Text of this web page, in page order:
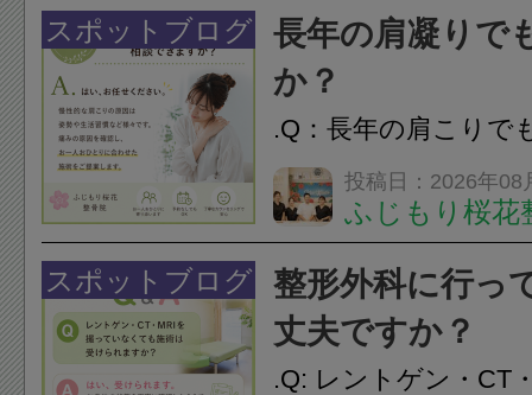
脱毛
スポットブログ
長年の肩凝りで
か？
.Q：長年の肩こりで
か？A：はい、お任
性的な肩こりの原因
慣など様々です。痛
し、お一人おひとり
をご提案します。.#
投稿日：2026年08
ふじもり桜花
スポットブログ
整形外科に行っ
丈夫ですか？
.Q: レントゲン・CT